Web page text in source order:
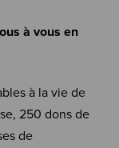
à vous en
à la vie de
250 dons de
de